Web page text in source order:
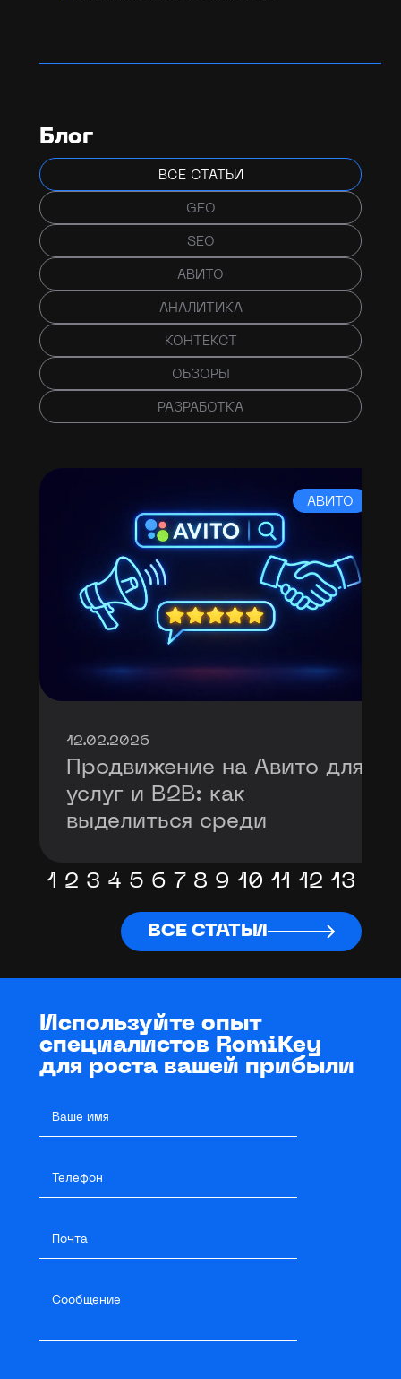
Блог
ВСЕ СТАТЬИ
GEO
SEO
АВИТО
АНАЛИТИКА
КОНТЕКСТ
ОБЗОРЫ
РАЗРАБОТКА
АВИТО
12.02.2026
Продвижение на Авито для
услуг и B2B: как
выделиться среди
1 2 3 4 5 6 7 8 9 10 11 12 13
ВСЕ СТАТЬИ
Используйте опыт
специалистов RomiKey
для роста вашей прибыли